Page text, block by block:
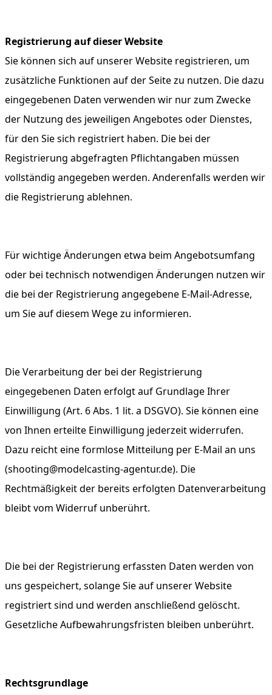
Registrierung auf dieser Website
Sie können sich auf unserer Website registrieren, um
zusätzliche Funktionen auf der Seite zu nutzen. Die dazu
eingegebenen Daten verwenden wir nur zum Zwecke
der Nutzung des jeweiligen Angebotes oder Dienstes,
für den Sie sich registriert haben. Die bei der
Registrierung abgefragten Pflichtangaben müssen
vollständig angegeben werden. Anderenfalls werden wir
die Registrierung ablehnen.
Für wichtige Änderungen etwa beim Angebotsumfang
oder bei technisch notwendigen Änderungen nutzen wir
die bei der Registrierung angegebene E-Mail-Adresse,
um Sie auf diesem Wege zu informieren.
Die Verarbeitung der bei der Registrierung
eingegebenen Daten erfolgt auf Grundlage Ihrer
Einwilligung (Art. 6 Abs. 1 lit. a DSGVO). Sie können eine
von Ihnen erteilte Einwilligung jederzeit widerrufen.
Dazu reicht eine formlose Mitteilung per E-Mail an uns
(shooting@modelcasting-agentur.de). Die
Rechtmäßigkeit der bereits erfolgten Datenverarbeitung
bleibt vom Widerruf unberührt.
Die bei der Registrierung erfassten Daten werden von
uns gespeichert, solange Sie auf unserer Website
registriert sind und werden anschließend gelöscht.
Gesetzliche Aufbewahrungsfristen bleiben unberührt.
Rechtsgrundlage